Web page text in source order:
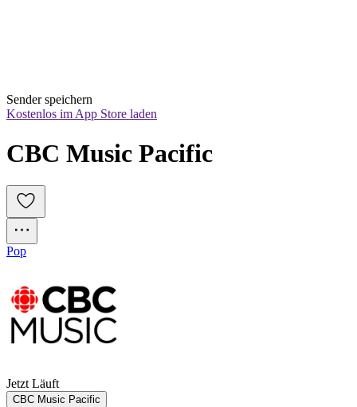
Sender speichern
Kostenlos im App Store laden
CBC Music Pacific
Pop
Jetzt Läuft
CBC Music Pacific